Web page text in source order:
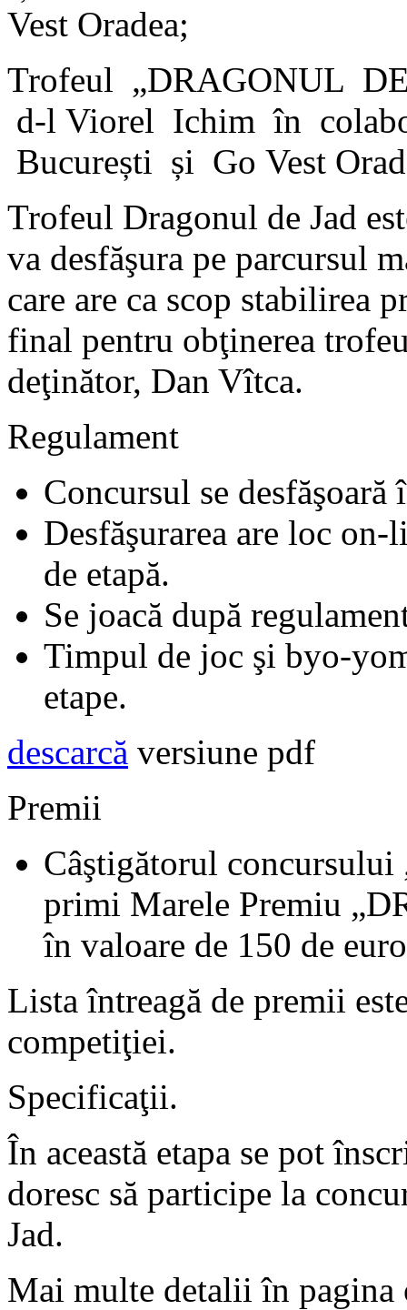
Vest Oradea;
Trofeul „DRAGONUL
d-l Viorel Ichim în
București și Go Vest
Trofeul Dragonul de Jad
va desfăşura pe parcursul
care are ca scop stabilirea
final pentru obţinerea
deţinător, Dan Vîtca.
Regulament
Concursul se
Desfăşurarea are loc
de etapă.
Se joacă după
Timpul de joc şi byo-
etape.
descarcă versiune pdf
Premii
Câştigătorul
primi Marele Premiu
în valoare de 150 de
Lista întreagă de premii
competiţiei.
Specificaţii.
În această etapa se pot
doresc să participe la
Jad.
Mai multe detalii în pagina